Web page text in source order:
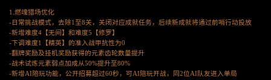
1.燃魂猎场优化
-日常挑战模式，去除1至8关，关闭对应成就任务，后续新成就将通过前哨行动投放
-新增难度4【无间】和难度5【修罗】
-下调难度1【精英】的准入战甲抗性为0
-翻牌奖励及挂机奖励获得的元素齿轮数量提升
-战术试炼元素弱点加成从50%提升至80%
-新增AI陪玩功能，公开招募超过60秒，可AI陪玩开战，同2位AI队友进入单局